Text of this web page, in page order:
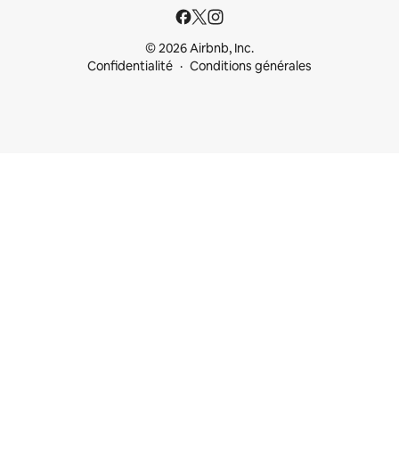
© 2026 Airbnb, Inc.
Confidentialité
Conditions générales